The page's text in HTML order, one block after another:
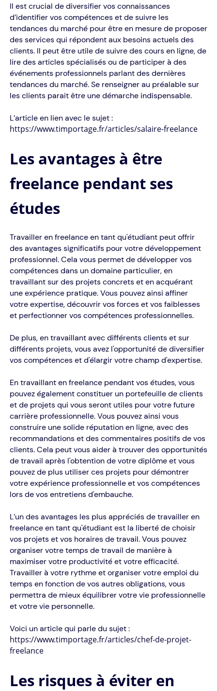
Il est crucial de diversifier vos connaissances
d’identifier vos compétences et de suivre les
tendances du marché pour être en mesure de proposer
des services qui répondent aux besoins actuels des
clients. Il peut être utile de suivre des cours en ligne, de
lire des articles spécialisés ou de participer à des
événements professionnels parlant des dernières
tendances du marché. Se renseigner au préalable sur
les clients parait être une démarche indispensable.
L’article en lien avec le sujet :
https://www.timportage.fr/articles/salaire-freelance
Les avantages à être
freelance pendant ses
études
Travailler en freelance en tant qu'étudiant peut offrir
des avantages significatifs pour votre développement
professionnel. Cela vous permet de développer vos
compétences dans un domaine particulier, en
travaillant sur des projets concrets et en acquérant
une expérience pratique. Vous pouvez ainsi affiner
votre expertise, découvrir vos forces et vos faiblesses
et perfectionner vos compétences professionnelles.
De plus, en travaillant avec différents clients et sur
différents projets, vous avez l'opportunité de diversifier
vos compétences et d'élargir votre champ d'expertise.
En travaillant en freelance pendant vos études, vous
pouvez également constituer un portefeuille de clients
et de projets qui vous seront utiles pour votre future
carrière professionnelle. Vous pouvez ainsi vous
construire une solide réputation en ligne, avec des
recommandations et des commentaires positifs de vos
clients. Cela peut vous aider à trouver des opportunités
de travail après l'obtention de votre diplôme et vous
pouvez de plus utiliser ces projets pour démontrer
votre expérience professionnelle et vos compétences
lors de vos entretiens d'embauche.
L’un des avantages les plus appréciés de travailler en
freelance en tant qu'étudiant est la liberté de choisir
vos projets et vos horaires de travail. Vous pouvez
organiser votre temps de travail de manière à
maximiser votre productivité et votre efficacité.
Travailler à votre rythme et organiser votre emploi du
temps en fonction de vos autres obligations, vous
permettra de mieux équilibrer votre vie professionnelle
et votre vie personnelle.
Voici un article qui parle du sujet :
https://www.timportage.fr/articles/chef-de-projet-
freelance
Les risques à éviter en